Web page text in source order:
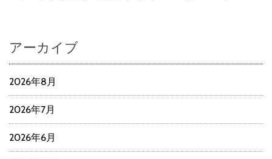
アーカイブ
2026年8月
2026年7月
2026年6月